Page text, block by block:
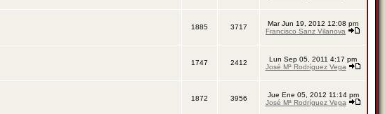
1885 3717
Mar Jun 19, 2012 12:08 pm
Francisco Sanz Vilanova
1747 2412
Lun Sep 05, 2011 4:17 pm
José Mª Rodríguez Vega
1872 3956
Jue Ene 05, 2012 11:14 pm
José Mª Rodríguez Vega